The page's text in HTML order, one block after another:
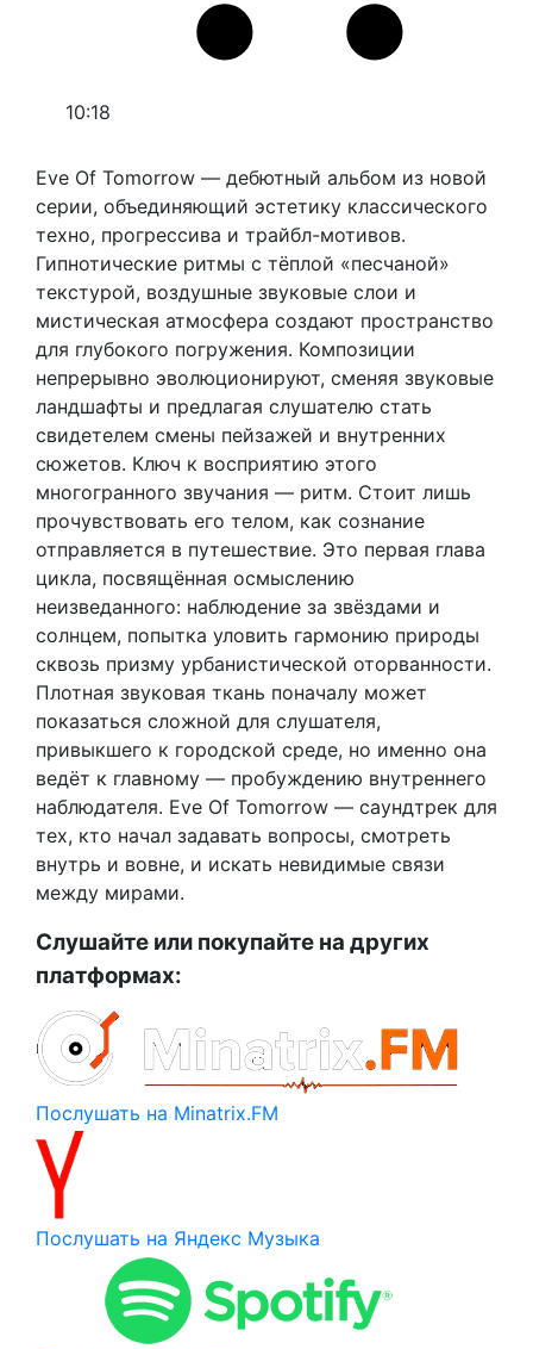
10:18
Eve Of Tomorrow — дебютный альбом из новой
серии, объединяющий эстетику классического
техно, прогрессива и трайбл-мотивов.
Гипнотические ритмы с тёплой «песчаной»
текстурой, воздушные звуковые слои и
мистическая атмосфера создают пространство
для глубокого погружения. Композиции
непрерывно эволюционируют, сменяя звуковые
ландшафты и предлагая слушателю стать
свидетелем смены пейзажей и внутренних
сюжетов. Ключ к восприятию этого
многогранного звучания — ритм. Стоит лишь
прочувствовать его телом, как сознание
отправляется в путешествие. Это первая глава
цикла, посвящённая осмыслению
неизведанного: наблюдение за звёздами и
солнцем, попытка уловить гармонию природы
сквозь призму урбанистической оторванности.
Плотная звуковая ткань поначалу может
показаться сложной для слушателя,
привыкшего к городской среде, но именно она
ведёт к главному — пробуждению внутреннего
наблюдателя. Eve Of Tomorrow — саундтрек для
тех, кто начал задавать вопросы, смотреть
внутрь и вовне, и искать невидимые связи
между мирами.
Слушайте или покупайте на других
платформах:
Послушать на Minatrix.FM
Послушать на Яндекс Музыка